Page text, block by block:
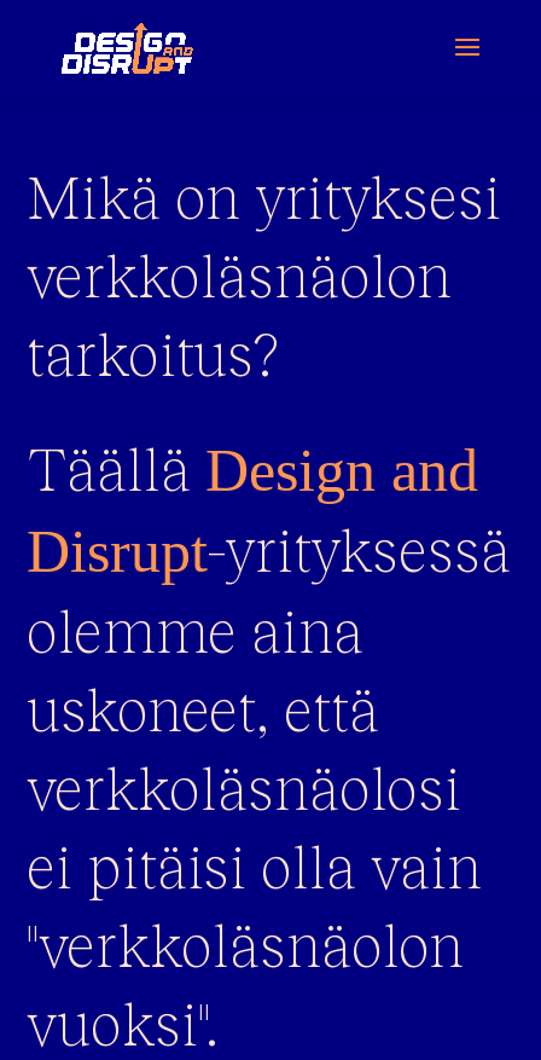
Mikä on yrityksesi
verkkoläsnäolon
tarkoitus?
Täällä Design and
Disrupt-yrityksessä
olemme aina
uskoneet, että
verkkoläsnäolosi
ei pitäisi olla vain
"verkkoläsnäolon
vuoksi".